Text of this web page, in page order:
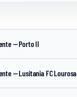
— Porto II
— Lusitania FC Lourosa